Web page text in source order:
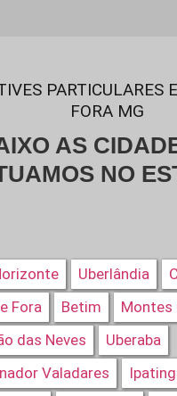
PARTICULARES
FORA MG
AS
NO
Uberlândia
Fora
Betim
Montes
das Neves
Uberaba
Valadares